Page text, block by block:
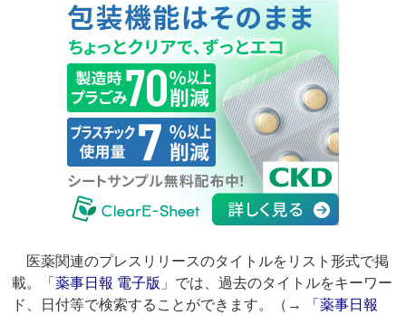
医薬関連のプレスリリースのタイトルをリスト形式で掲
載。「薬事日報 電子版 」では、過去のタイトルをキーワー
ド、日付等で検索することができます。（→
「薬事日報